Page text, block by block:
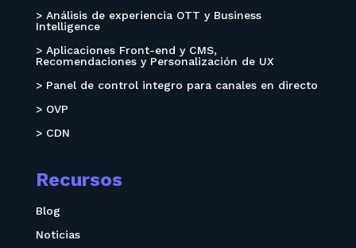
> Análisis de experiencia OTT y Business
Intelligence
> Aplicaciones Front-end y CMS,
Recomendaciones y Personalización de UX
> Panel de control integro para canales en directo
> OVP
> CDN
Recursos
Blog
Noticias